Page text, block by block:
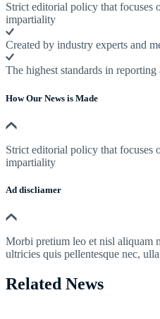
Strict editorial policy that focuses
impartiality
Created by industry experts and
The highest standards in
How Our News is Made
Strict editorial policy that focuses
impartiality
Ad discliamer
Morbi pretium leo et nisl aliquam
ultricies quis pellentesque nec,
Related News